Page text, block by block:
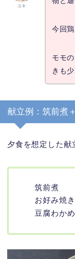
ユキ
今回
モモ
きも
献立例：筑前煮
夕食を想定した献
筑前煮
お好み焼き
豆腐わか